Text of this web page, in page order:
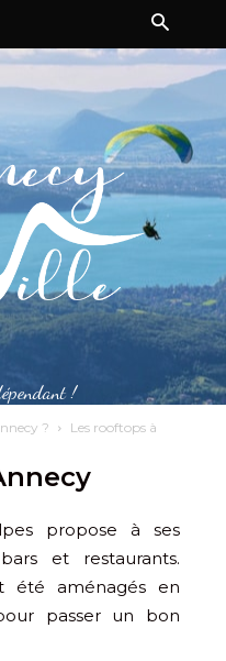
!
?
Les rooftops à
propose à ses
et restaurants.
été aménagés en
passer un bon